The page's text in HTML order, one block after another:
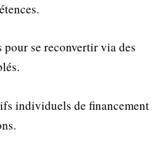
se reconvertir via des
individuels de financement